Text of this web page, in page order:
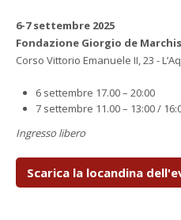
6-7 settembre 2025
Fondazione Giorgio de
Corso Vittorio Emanuele II, 23 -
6 settembre 17.00 – 20:00
7 settembre 11.00 – 13:00 /
Ingresso libero
Scarica la locandina